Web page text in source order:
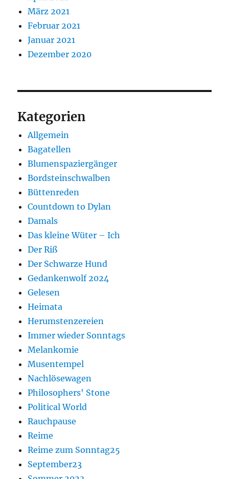
März 2021
Februar 2021
Januar 2021
Dezember 2020
Kategorien
Allgemein
Bagatellen
Blumenspaziergänger
Bordsteinschwalben
Büttenreden
Countdown to Dylan
Damals
Das kleine Wüter – Ich
Der Riß
Der Schwarze Hund
Gedankenwolf 2024
Gelesen
Heimata
Herumstenzereien
Immer wieder Sonntags
Melankomie
Musentempel
Nachlösewagen
Philosophers' Stone
Political World
Rauchpause
Reime
Reime zum Sonntag25
September23